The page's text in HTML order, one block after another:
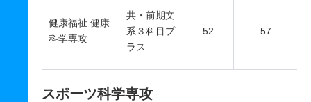
健康福祉 健康
科学専攻
共・前期文
系３科目プ
ラス
52 57
スポーツ科学専攻